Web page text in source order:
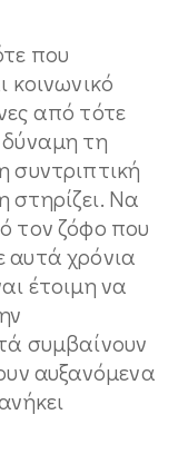
που
κοινωνικό
από τότε
δύναμη τη
συντριπτική
στηρίζει. Να
τον ζόφο που
αυτά χρόνια
έτοιμη να
συμβαίνουν
αυξανόμενα